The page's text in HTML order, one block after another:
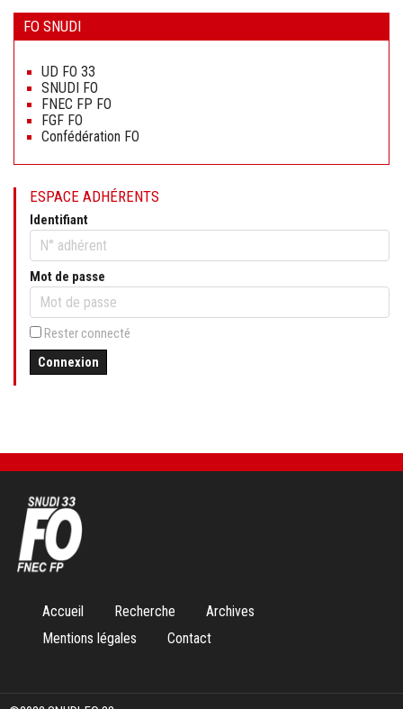
FO SNUDI
contenu
UD FO 33
SNUDI FO
FNEC FP FO
FGF FO
Confédération FO
ESPACE ADHÉRENTS
Identifiant
Mot de passe
Rester connecté
Connexion
Aller
contenu
Accueil Recherche
Archives
Mentions légales
Contact